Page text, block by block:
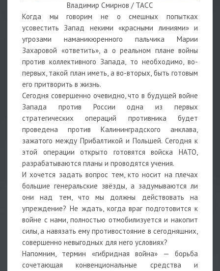
Владимир Смирнов / ТАСС
Когда мы говорим не о смешных попытках
усовестить Запад некими «красными линиями» и
угрозами наманикюренного пальчика Марии
Захаровой «ответить», а о реальном плане войны
против коллективного Запада, то необходимо, во-
первых, такой план иметь, а во-вторых, быть готовым
его притворить в жизнь.
Сегодня совершенно очевидно, что в будущей войне
Запада против России одна из первых
стратегических операций противника будет
проведена против Калининградского анклава,
зажатого между Прибалтикой и Польшей. Сегодня к
этой операции открыто готовятся войска НАТО,
разрабатываются планы и проводятся учения.
И хочется задать вопрос тем, кто носит на плечах
большие генеральские звёзды, а задумываются ли
они над тем, что мы должны действовать на
упреждение? Не ждать, когда враг подготовится к
войне с нами, полностью отмобилизуется и накопит
силы, а навязать ему противостояние в сегодняшних,
совершенно невыгодных для него условиях?
Напомним, термин «гибридная война» — борьба
сочетающая конвенциональные средства и